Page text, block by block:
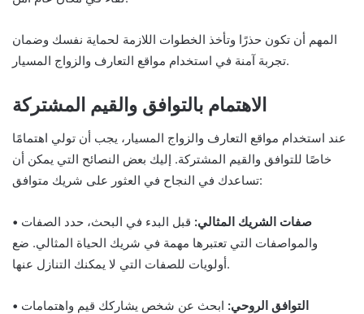
المهم أن تكون حذرًا وتأخذ الخطوات اللازمة لحماية نفسك وضمان
تجربة آمنة في استخدام مواقع التعارف والزواج المسيار.
الاهتمام بالتوافق والقيم المشتركة
عند استخدام مواقع التعارف والزواج المسيار، يجب أن تولي اهتمامًا
خاصًا للتوافق والقيم المشتركة. إليك بعض النصائح التي يمكن أن
تساعدك في النجاح في العثور على شريك متوافق:
• صفات الشريك المثالي: قبل البدء في البحث، حدد الصفات
والمواصفات التي تعتبرها مهمة في شريك الحياة المثالي. ضع
أولويات للصفات التي لا يمكنك التنازل عنها.
• التوافق الروحي: ابحث عن شخص يشاركك قيم واهتمامات